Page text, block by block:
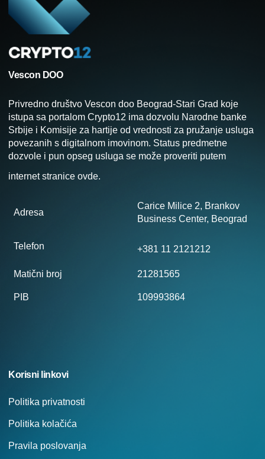
Vescon DOO
Privredno društvo Vescon doo Beograd-Stari Grad koje
istupa sa portalom Crypto12 ima dozvolu Narodne banke
Srbije i Komisije za hartije od vrednosti za pružanje usluga
povezanih s digitalnom imovinom. Status predmetne
dozvole i pun opseg usluga se može proveriti putem
internet stranice ovde.
Adresa
Carice Milice 2, Brankov
Business Center, Beograd
Telefon +381 11 2121212
Matični broj 21281565
PIB 109993864
Korisni linkovi
Politika privatnosti
Politika kolačića
Pravila poslovanja